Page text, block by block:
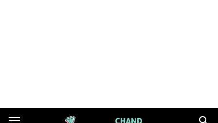
DiamondChand.pl